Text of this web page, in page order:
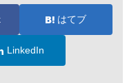
はてブ
LinkedIn